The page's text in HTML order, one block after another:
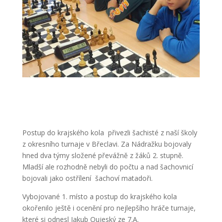
Postup do krajského kola přivezli šachisté z naší školy
z okresního turnaje v Břeclavi. Za Nádražku bojovaly
hned dva týmy složené převážně z žáků 2. stupně.
Mladší ale rozhodně nebyli do počtu a nad šachovnicí
bojovali jako ostřílení šachoví matadoři.
Vybojované 1. místo a postup do krajského kola
okořenilo ještě i ocenění pro nejlepšího hráče turnaje,
které si odnesl Jakub Oujeský ze 7.A.